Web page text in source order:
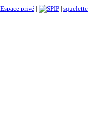
Espace privé | | squelette